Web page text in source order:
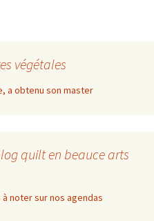
végétales
a obtenu son master
quilt en beauce arts
noter sur nos agendas